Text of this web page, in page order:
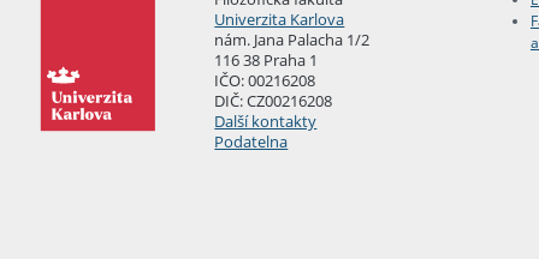
Univerzita Karlova
nám. Jana Palacha 1/2
116 38 Praha 1
IČO: 00216208
DIČ: CZ00216208
Další kontakty
Podatelna